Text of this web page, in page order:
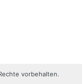
vorbehalten.